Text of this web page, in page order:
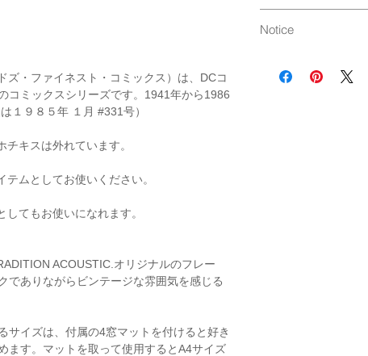
ズ・ファイネスト・コミックス）は、DCコ
コミックスシリーズです。1941年から1986
１９８５年 １月 #331号）
キスは外れています。
ムとしてお使いください。
てもお使いになれます。
ACOUSTIC.オリジナルのフレー
でありながらビンテージな雰囲気を感じる
サイズは、付属の4窓マットを付けると好き
ます。マットを取って使用するとA4サイズ
日本製
Notice
す。